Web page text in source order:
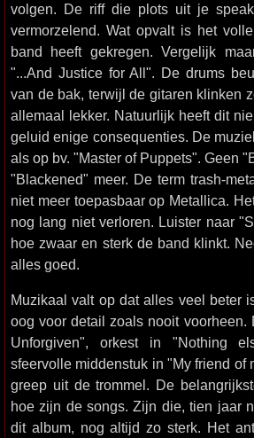
volgen. De riff die plots uit je
vermorzelend. Wat opvalt is het
band heeft gekregen. Vergelijk
"...And Justice for All". De drums
van de bak, terwijl de gitaren klinken
allemaal lekker. Natuurlijk heeft dit
geluid enige consequenties. De
als op bv. "Master of Puppets". Geen
"Blackened" meer. De term trash-
niet meer toepasbaar op Metallica.
nog lang niet verloren. Luister naar
hoe zwaar en sterk de band klinkt.
alles goed.
Muzikaal valt op dat alles veel beter
oog voor detail zoals nooit voorheen.
Unforgiven", orkest in "Nothing
sfeervolle middenstuk in "My friend of
greep uit de trommel. De
hoe zijn de songs. Zijn die, tien jaar
dit album, nog altijd zo sterk. Het